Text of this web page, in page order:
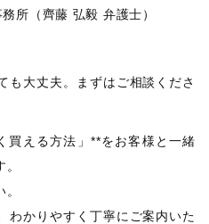
所（齊藤 弘毅 弁護士）
も大丈夫。まずはご相談くださ
買える方法」**をお客様と一緒
わかりやすく丁寧にご案内いた